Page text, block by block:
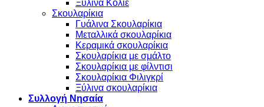
Ξύλινα Κολιέ
Σκουλαρίκια
Γυάλινα Σκουλαρίκια
Μεταλλικά σκουλαρίκια
Κεραμικά σκουλαρίκια
Σκουλαρίκια με σμάλτο
Σκουλαρίκια με φίλντισι
Σκουλαρίκια Φιλιγκρί
Ξύλινα σκουλαρίκια
Συλλογή Νησαία